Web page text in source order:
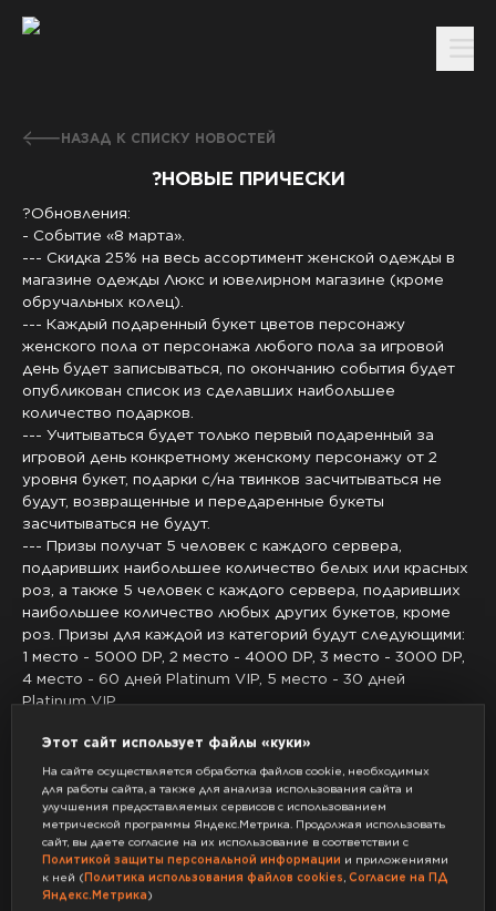
НАЗАД К СПИСКУ НОВОСТЕЙ
?НОВЫЕ ПРИЧЕСКИ
?Обновления:
- Событие «8 марта».
--- Скидка 25% на весь ассортимент женской одежды в
магазине одежды Люкс и ювелирном магазине (кроме
обручальных колец).
--- Каждый подаренный букет цветов персонажу
женского пола от персонажа любого пола за игровой
день будет записываться, по окончанию события будет
опубликован список из сделавших наибольшее
количество подарков.
--- Учитываться будет только первый подаренный за
игровой день конкретному женскому персонажу от 2
уровня букет, подарки с/на твинков засчитываться не
будут, возвращенные и передаренные букеты
засчитываться не будут.
--- Призы получат 5 человек с каждого сервера,
подаривших наибольшее количество белых или красных
роз, а также 5 человек с каждого сервера, подаривших
наибольшее количество любых других букетов, кроме
роз. Призы для каждой из категорий будут следующими:
1 место - 5000 DP, 2 место - 4000 DP, 3 место - 3000 DP,
4 место - 60 дней Platinum VIP, 5 место - 30 дней
Platinum VIP.
аннулировать любое призовое место в случае любых
обходов ограничений или неподобающего поведения
участника.
--- Событие продлится до 07:00 по МСК 11 марта 2025.
- Обновление кастомизации персонажей.
--- Для большинства типов кастомизации персонажа в
барбершопе и у хирурга теперь можно указать степень
прозрачности.
Этот сайт использует файлы «куки»
На сайте осуществляется обработка файлов cookie, необходимых
для работы сайта, а также для анализа использования сайта и
улучшения предоставляемых сервисов с использованием
метрической программы Яндекс.Метрика. Продолжая использовать
сайт, вы даете согласие на их использование в соответствии с
Политикой защиты персональной информации и приложениями
к ней (Политика использования файлов cookies ,Согласие на ПД
Яндекс.Метрика)